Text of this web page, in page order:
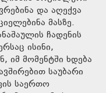
და აღექვა
მასზე.
ჩადენის
ისინი,
მომენტში ხდება
საუბარი
საერთო